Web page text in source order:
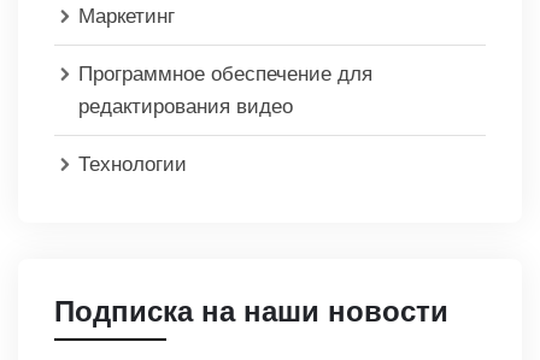
Маркетинг
Программное обеспечение для
редактирования видео
Технологии
Подписка на наши новости